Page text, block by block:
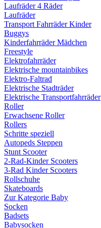
Laufräder 4 Räder
Laufräder
Transport Fahrräder Kinder
Buggys
Kinderfahrräder Mädchen
Freestyle
Elektrofahrräder
Elektrische mountainbikes
Elektro-Faltrad
Elektrische Stadträder
Elektrische Transportfahrräder
Roller
Erwachsene Roller
Rollers
Schritte speziell
Autopeds Steppen
Stunt Scooter
2-Rad-Kinder Scooters
3-Rad Kinder Scooters
Rollschuhe
Skateboards
Zur Kategorie Baby
Socken
Badsets
Babysocken